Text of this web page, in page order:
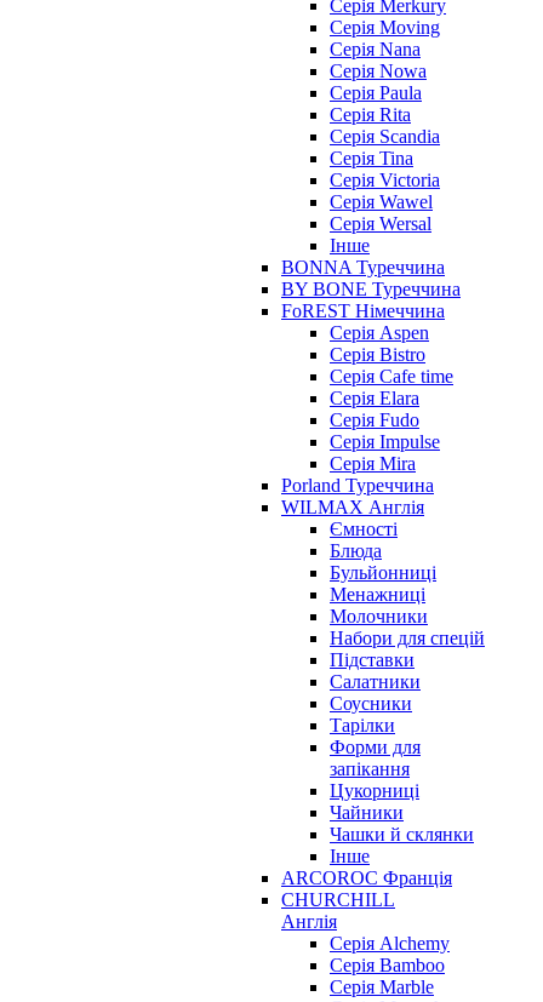
Серія Merkury
Серія Moving
Серія Nana
Серія Nowa
Серія Paula
Серія Rita
Серія Scandia
Серія Tina
Серія Victoria
Серія Wawel
Серія Wersal
Інше
BONNA Туреччина
BY BONE Туреччина
FoREST Німеччина
Серія Aspen
Серія Bistro
Серія Cafe time
Серія Elara
Серія Fudo
Серія Impulse
Серія Mira
Porland Туреччина
WILMAX Англія
Ємності
Блюда
Бульйонниці
Менажниці
Молочники
Набори для спецій
Підставки
Салатники
Соусники
Тарілки
Форми для
запікання
Цукорниці
Чайники
Чашки й склянки
Інше
ARCOROC Франція
CHURCHILL
Англія
Серія Alchemy
Серія Bamboo
Серія Marble